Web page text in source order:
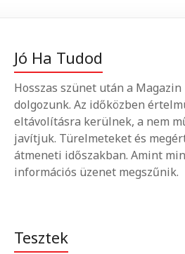
Jó Ha Tudod
Hosszas szünet után a
dolgozunk. Az időközben
eltávolításra kerülnek, a nem
javítjuk. Türelmeteket és
átmeneti időszakban. Amint
információs üzenet megszűnik.
Tesztek